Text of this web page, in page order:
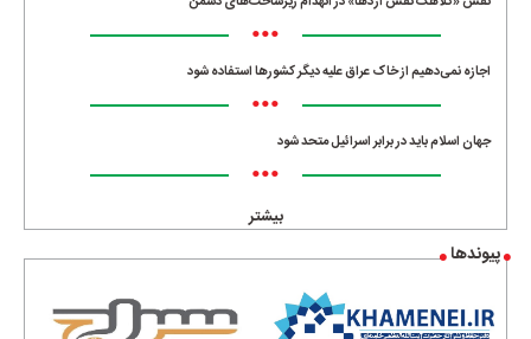
•••
اجازه نمی‌دهیم از خاک عراق علیه دیگر کشورها استفاده شود
•••
جهان اسلام باید در برابر اسرائیل متحد شود
•••
بیشتر
پیوندها